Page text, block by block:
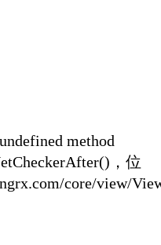
method
，位
core/view/